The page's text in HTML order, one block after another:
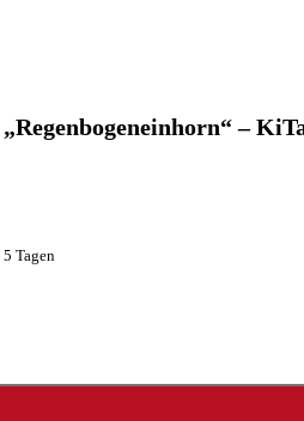
–
Tagen